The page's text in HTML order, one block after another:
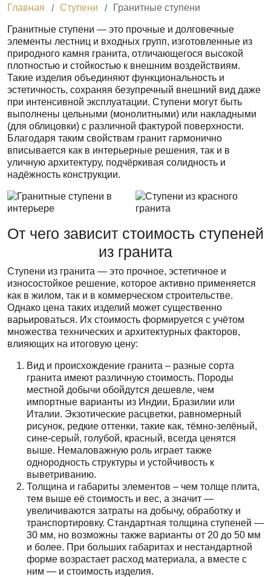
Главная Ступени Гранитные ступени
Гранитные ступени — это прочные и долговечные
элементы лестниц и входных групп, изготовленные из
природного камня гранита, отличающегося высокой
плотностью и стойкостью к внешним воздействиям.
Такие изделия объединяют функциональность и
эстетичность, сохраняя безупречный внешний вид даже
при интенсивной эксплуатации. Ступени могут быть
выполнены цельными (монолитными) или накладными
(для облицовки) с различной фактурой поверхности.
Благодаря таким свойствам гранит гармонично
вписывается как в интерьерные решения, так и в
уличную архитектуру, подчёркивая солидность и
надёжность конструкции.
От чего зависит стоимость ступеней
из гранита
Ступени из гранита — это прочное, эстетичное и
износостойкое решение, которое активно применяется
как в жилом, так и в коммерческом строительстве.
Однако цена таких изделий может существенно
варьироваться. Их стоимость формируется с учётом
множества технических и архитектурных факторов,
влияющих на итоговую цену:
Вид и происхождение гранита – разные сорта
гранита имеют различную стоимость. Породы
местной добычи обойдутся дешевле, чем
импортные варианты из Индии, Бразилии или
Италии. Экзотические расцветки, равномерный
рисунок, редкие оттенки, такие как, тёмно-зелёный,
сине-серый, голубой, красный, всегда ценятся
выше. Немаловажную роль играет также
однородность структуры и устойчивость к
выветриванию.
Толщина и габариты элементов – чем толще плита,
тем выше её стоимость и вес, а значит —
увеличиваются затраты на добычу, обработку и
транспортировку. Стандартная толщина ступеней —
30 мм, но возможны также варианты от 20 до 50 мм
и более. При больших габаритах и нестандартной
форме возрастает расход материала, а вместе с
ним — и стоимость изделия.